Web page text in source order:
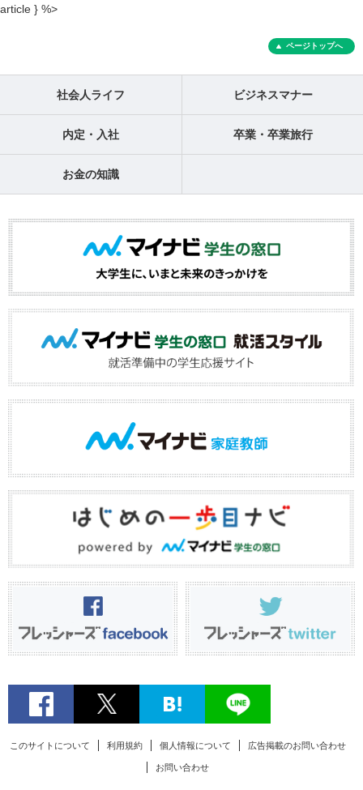
article } %>
ページトップへ
社会人ライフ ビジネスマナー
内定・入社 卒業・卒業旅行
お金の知識
このサイトについて 利用規約 個人情報について 広告掲載のお問い合わせ
お問い合わせ